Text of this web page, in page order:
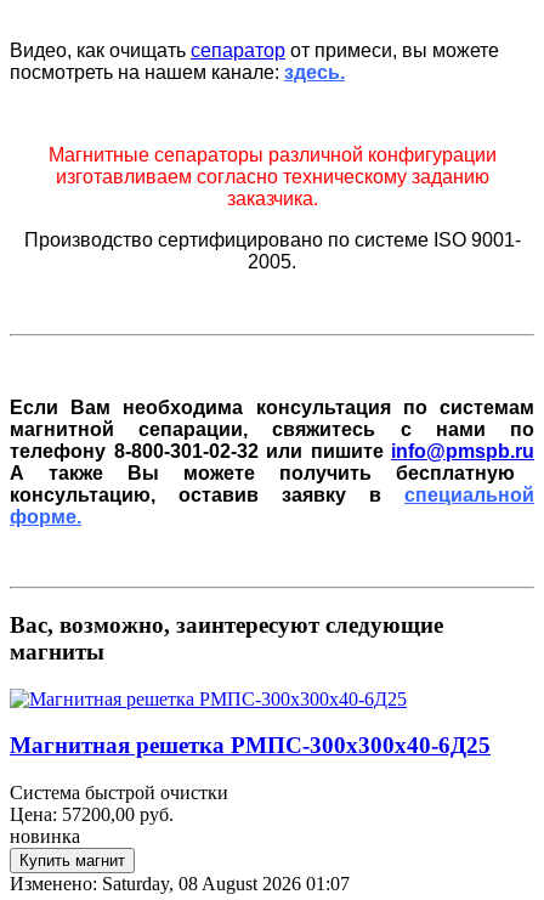
Видео, как очищать сепаратор от примеси, вы можете
посмотреть на нашем канале: здесь.
Магнитные сепараторы различной конфигурации
изготавливаем согласно техническому заданию
заказчика.
Производство сертифицировано по системе ISO 9001-
2005.
Если Вам необходима консультация по системам
магнитной сепарации, свяжитесь с нами по
телефону 8-800-301-02-32 или пишите info@pmspb.ru
А также Вы можете получить бесплатную
консультацию, оставив заявку в специальной
форме.
Вас, возможно, заинтересуют следующие
магниты
Магнитная решетка РМПС-300х300х40-6Д25
Система быстрой очистки
Цена: 57200,00 руб.
новинка
Изменено: Saturday, 08 August 2026 01:07